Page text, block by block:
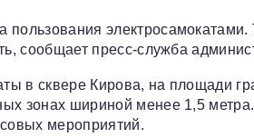
пользования
сообщает пресс‑служба
в сквере Кирова, на площади
зонах шириной менее 1,5
мероприятий.